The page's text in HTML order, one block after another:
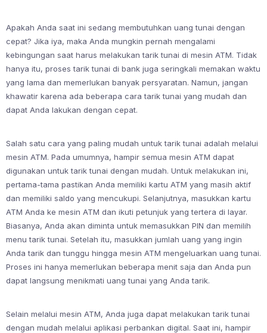
Apakah Anda saat ini sedang membutuhkan uang tunai dengan
cepat? Jika iya, maka Anda mungkin pernah mengalami
kebingungan saat harus melakukan tarik tunai di mesin ATM. Tidak
hanya itu, proses tarik tunai di bank juga seringkali memakan waktu
yang lama dan memerlukan banyak persyaratan. Namun, jangan
khawatir karena ada beberapa cara tarik tunai yang mudah dan
dapat Anda lakukan dengan cepat.
Salah satu cara yang paling mudah untuk tarik tunai adalah melalui
mesin ATM. Pada umumnya, hampir semua mesin ATM dapat
digunakan untuk tarik tunai dengan mudah. Untuk melakukan ini,
pertama-tama pastikan Anda memiliki kartu ATM yang masih aktif
dan memiliki saldo yang mencukupi. Selanjutnya, masukkan kartu
ATM Anda ke mesin ATM dan ikuti petunjuk yang tertera di layar.
Biasanya, Anda akan diminta untuk memasukkan PIN dan memilih
menu tarik tunai. Setelah itu, masukkan jumlah uang yang ingin
Anda tarik dan tunggu hingga mesin ATM mengeluarkan uang tunai.
Proses ini hanya memerlukan beberapa menit saja dan Anda pun
dapat langsung menikmati uang tunai yang Anda tarik.
Selain melalui mesin ATM, Anda juga dapat melakukan tarik tunai
dengan mudah melalui aplikasi perbankan digital. Saat ini, hampir